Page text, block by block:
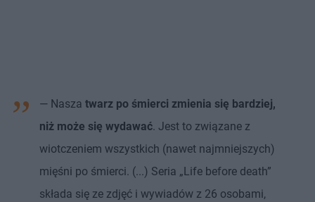
— Nasza twarz po śmierci zmienia się bardziej,
niż może się wydawać. Jest to związane z
wiotczeniem wszystkich (nawet najmniejszych)
mięśni po śmierci. (...) Seria „Life before death”
składa się ze zdjęć i wywiadów z 26 osobami,